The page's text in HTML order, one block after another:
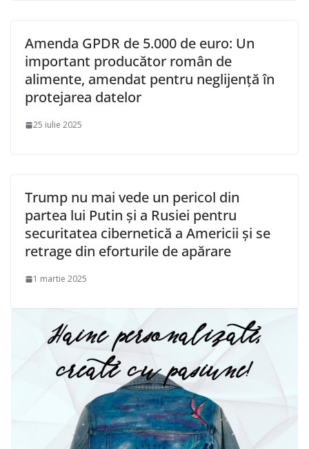
Amenda GPDR de 5.000 de euro: Un
important producător român de
alimente, amendat pentru neglijență în
protejarea datelor
25 iulie 2025
Trump nu mai vede un pericol din
partea lui Putin și a Rusiei pentru
securitatea cibernetică a Americii și se
retrage din eforturile de apărare
1 martie 2025